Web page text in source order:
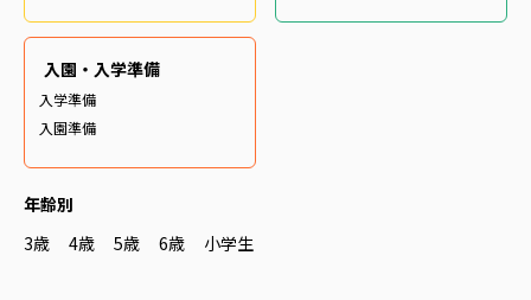
入園・入学準備
入学準備
入園準備
年齢別
3歳
4歳 5歳 6歳 小学生